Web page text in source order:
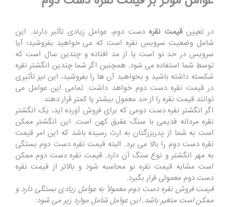
در تعیینقیمت نقرهدست دوم، عوامل زیادی تأثیر دارند. این
شامل وضعیت سرویس نقره است که می خواهید بفروشید؛ آیا
سرویس در حد نو است یا از مد افتاده و چندین سال است که
توسط شما استفاده می شود. همچنین اگر شما چندین انگشتر نقره
شکسته داشته باشید و بخواهید آن ها را بفروشید، این نیز تأثیری
در قیمت نقره دست دوم خواهد داشت. تمامی این عوامل می
توانند قیمت نقره را از حد معمول بیشتر یا کمتر قرار دهند.
اگر انگشتر نقره دست دومی که برای فروش آورده‌ اید، یک انگشتر
نقره مردانه قدیمی با سنگ عقیق کهن است. این انگشتر ممکن
است به شما از پدربزرگتان به ارث رسیده باشد که این امر قیمت
نقره دست دوم را بالا می برد. البته قیمت نقره دست دوم بستگی
به مهر انگشتر و نوع سنگ آن دارد. قیمت نقره دست دوم ممکن
است مشابه قیمت نقره نو محاسبه شود و بالاتر از قیمت نقره
دست دوم معمولی قرار بگیرد.
قیمت فروش نقره دست دوم معمولاً به عوامل زیادی بستگی دارد و
ممکن است متغیر باشد. این عوامل شامل موارد زیر می شود: